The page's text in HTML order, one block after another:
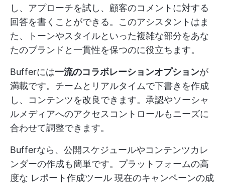
し、アプローチを試し、顧客のコメントに対する
回答を書くことができる。このアシスタントはま
た、トーンやスタイルといった複雑な部分をあな
たのブランドと一貫性を保つのに役立ちます。
Bufferには一流のコラボレーションオプションが
満載です。チームとリアルタイムで下書きを作成
し、コンテンツを改良できます。承認やソーシャ
ルメディアへのアクセスコントロールもニーズに
合わせて調整できます。
Bufferなら、公開スケジュールやコンテンツカレ
ンダーの作成も簡単です。プラットフォームの高
度な レポート作成ツール 現在のキャンペーンの成